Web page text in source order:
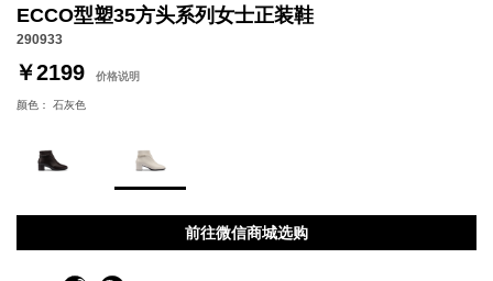
ECCO型塑35方头系列女士正装鞋
290933
￥2199 价格说明
颜色： 石灰色
前往微信商城选购